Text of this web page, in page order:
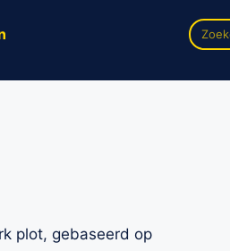
Zoek
naar:
plot, gebaseerd op